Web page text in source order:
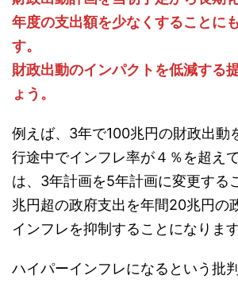
年度の支出額を少なくすることに
す。
財政出動のインパクトを低減する
ょう。
例えば、3年で100兆円の財政出動
行途中でインフレ率が４％を超え
は、3年計画を5年計画に変更する
兆円超の政府支出を年間20兆円の
インフレを抑制することになります
ハイパーインフレになるという批